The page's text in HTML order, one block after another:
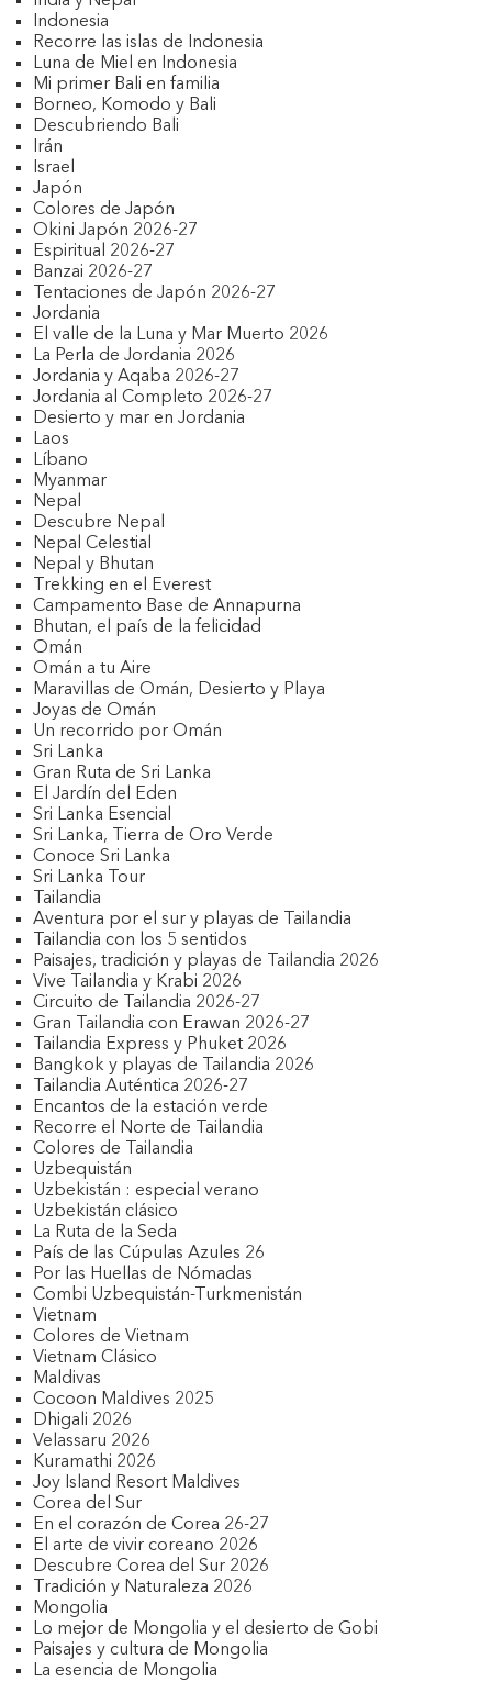
Indonesia
Recorre las islas de Indonesia
Luna de Miel en Indonesia
Mi primer Bali en familia
Borneo, Komodo y Bali
Descubriendo Bali
Irán
Israel
Japón
Colores de Japón
Okini Japón 2026-27
Espiritual 2026-27
Banzai 2026-27
Tentaciones de Japón 2026-27
Jordania
El valle de la Luna y Mar Muerto 2026
La Perla de Jordania 2026
Jordania y Aqaba 2026-27
Jordania al Completo 2026-27
Desierto y mar en Jordania
Laos
Líbano
Myanmar
Nepal
Descubre Nepal
Nepal Celestial
Nepal y Bhutan
Trekking en el Everest
Campamento Base de Annapurna
Bhutan, el país de la felicidad
Omán
Omán a tu Aire
Maravillas de Omán, Desierto y Playa
Joyas de Omán
Un recorrido por Omán
Sri Lanka
Gran Ruta de Sri Lanka
El Jardín del Eden
Sri Lanka Esencial
Sri Lanka, Tierra de Oro Verde
Conoce Sri Lanka
Sri Lanka Tour
Tailandia
Aventura por el sur y playas de Tailandia
Tailandia con los 5 sentidos
Paisajes, tradición y playas de Tailandia 2026
Vive Tailandia y Krabi 2026
Circuito de Tailandia 2026-27
Gran Tailandia con Erawan 2026-27
Tailandia Express y Phuket 2026
Bangkok y playas de Tailandia 2026
Tailandia Auténtica 2026-27
Encantos de la estación verde
Recorre el Norte de Tailandia
Colores de Tailandia
Uzbequistán
Uzbekistán : especial verano
Uzbekistán clásico
La Ruta de la Seda
País de las Cúpulas Azules 26
Por las Huellas de Nómadas
Combi Uzbequistán-Turkmenistán
Vietnam
Colores de Vietnam
Vietnam Clásico
Maldivas
Cocoon Maldives 2025
Dhigali 2026
Velassaru 2026
Kuramathi 2026
Joy Island Resort Maldives
Corea del Sur
En el corazón de Corea 26-27
El arte de vivir coreano 2026
Descubre Corea del Sur 2026
Tradición y Naturaleza 2026
Mongolia
Lo mejor de Mongolia y el desierto de Gobi
Paisajes y cultura de Mongolia
La esencia de Mongolia